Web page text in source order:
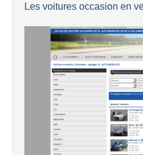
Les voitures occasion en